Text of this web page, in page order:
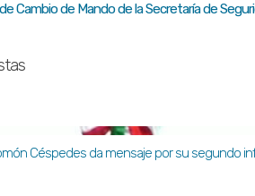
Cambio de Mando de la Secretaría de